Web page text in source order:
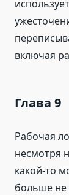
включая
Глава 9
Рабочая
несмотря
какой-то
больше